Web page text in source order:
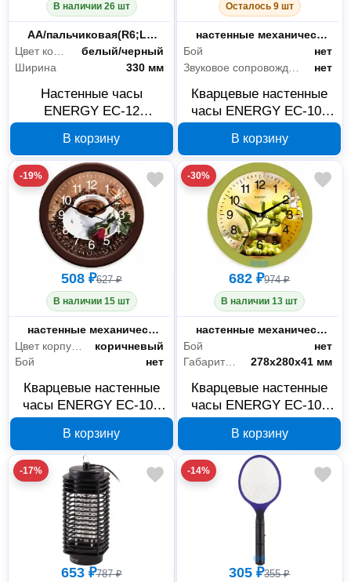
В наличии 26 шт
Питание
AA/пальчиковая(R6;LR6;FR6)
белый/черный
Ширина
330 мм
Настенные часы
ENERGY ЕС-12
В корзину
Осталось 9 шт
Тип товара
настенные механические часы
Бой
нет
нет
Кварцевые настенные
часы ENERGY ЕС-108
В корзину
-19%
508 ₽627 ₽
В наличии 15 шт
Тип товара
настенные механические часы
коричневый
Бой
нет
Кварцевые настенные
часы ENERGY ЕС-101
В корзину
-30%
682 ₽974 ₽
В наличии 13 шт
Тип товара
настенные механические часы
Бой
нет
Габариты без упаковки
278х280х41 мм
Кварцевые настенные
часы ENERGY ЕС-100
В корзину
-17%
653 ₽787 ₽
-14%
305 ₽355 ₽